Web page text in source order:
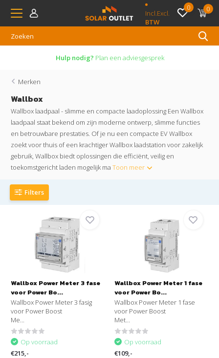
Incl.Excl.
BTW
0 0
Hulp nodig? Plan een adviesgesprek
Merken
Wallbox
Wallbox laadpaal - slimme en compacte laadoplossing Een Wallbox
laadpaal staat bekend om zijn moderne ontwerp, slimme functies
en betrouwbare prestaties. Of je nu een compacte EV Wallbox
zoekt voor thuis of een krachtiger Wallbox laadstation voor zakelijk
gebruik, Wallbox biedt oplossingen die efficiënt, veilig en
toekomstgericht laden mogelijk maToon meer
Filters
Wallbox Power Meter 3 fase
voor Power Bo...
Wallbox Power Meter 3 fasig
voor Power Boost
Me...
Op voorraad
€215,-
Wallbox Power Meter 1 fase
voor Power Bo...
Wallbox Power Meter 1 fase
voor Power Boost
Met...
Op voorraad
€109,-